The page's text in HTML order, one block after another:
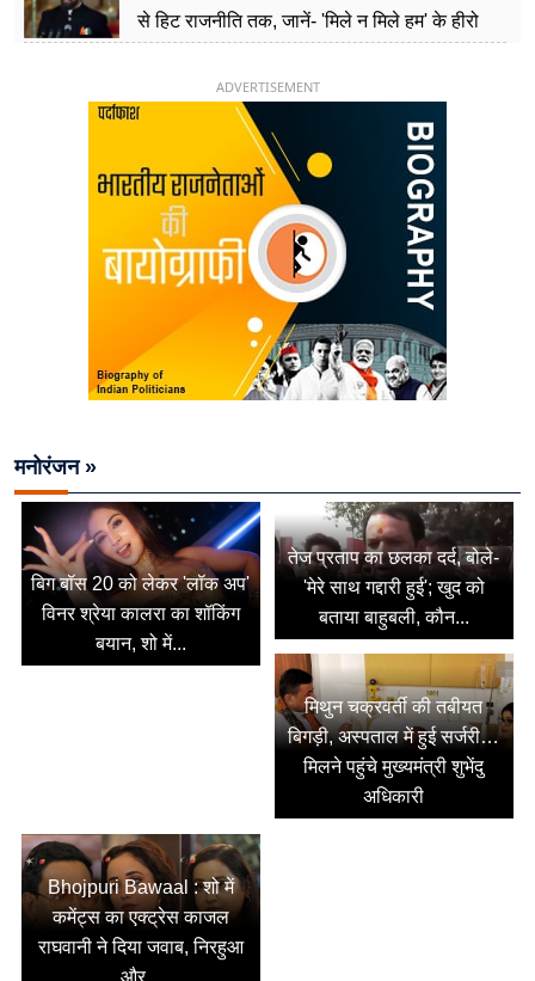
से हिट राजनीति तक, जानें- 'मिले न मिले हम' के हीरो
ADVERTISEMENT
मनोरंजन »
बिग बॉस 20 को लेकर 'लॉक अप'
विनर श्रेया कालरा का शॉकिंग
बयान, शो में...
तेज प्रताप का छलका दर्द, बोले-
'मेरे साथ गद्दारी हुई'; खुद को
बताया बाहुबली, कौन...
मिथुन चक्रवर्ती की तबीयत
बिगड़ी, अस्पताल में हुई सर्जरी…
मिलने पहुंचे मुख्यमंत्री शुभेंदु
अधिकारी
Bhojpuri Bawaal : शो में
कमेंट्स का एक्ट्रेस काजल
राघवानी ने दिया जवाब, निरहुआ